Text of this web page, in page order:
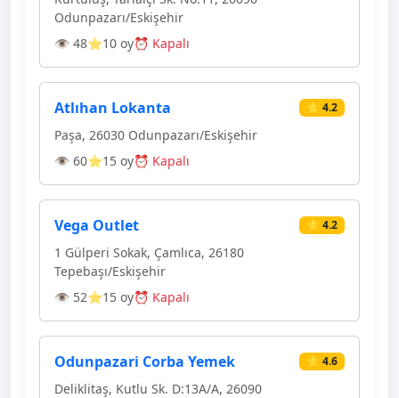
Odunpazarı/Eskişehir
👁 48⭐10 oy⏰ Kapalı
Atlıhan Lokanta ⭐ 4.2
Paşa, 26030 Odunpazarı/Eskişehir
👁 60⭐15 oy⏰ Kapalı
Vega Outlet ⭐ 4.2
1 Gülperi Sokak, Çamlıca, 26180
Tepebaşı/Eskişehir
👁 52⭐15 oy⏰ Kapalı
Odunpazari Corba Yemek ⭐ 4.6
Deliklitaş, Kutlu Sk. D:13A/A, 26090